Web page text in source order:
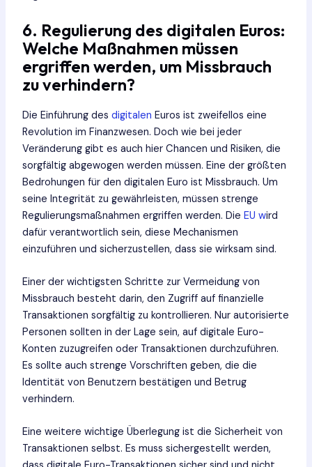
6. Regulierung des digitalen Euros:
Welche Maßnahmen müssen
ergriffen werden, um Missbrauch
zu verhindern?
Die Einführung des digitalen Euros ist zweifellos eine
Revolution im Finanzwesen. Doch wie bei jeder
Veränderung gibt es auch hier Chancen und Risiken, die
sorgfältig abgewogen werden müssen. Eine der größten
Bedrohungen für den digitalen Euro ist Missbrauch. Um
seine Integrität zu gewährleisten, müssen strenge
Regulierungsmaßnahmen ergriffen werden. Die EU wird
dafür verantwortlich sein, diese Mechanismen
einzuführen und sicherzustellen, dass sie wirksam sind.
Einer der wichtigsten Schritte zur Vermeidung von
Missbrauch besteht darin, den Zugriff auf finanzielle
Transaktionen sorgfältig zu kontrollieren. Nur autorisierte
Personen sollten in der Lage sein, auf digitale Euro-
Konten zuzugreifen oder Transaktionen durchzuführen.
Es sollte auch strenge Vorschriften geben, die die
Identität von Benutzern bestätigen und Betrug
verhindern.
Eine weitere wichtige Überlegung ist die Sicherheit von
Transaktionen selbst. Es muss sichergestellt werden,